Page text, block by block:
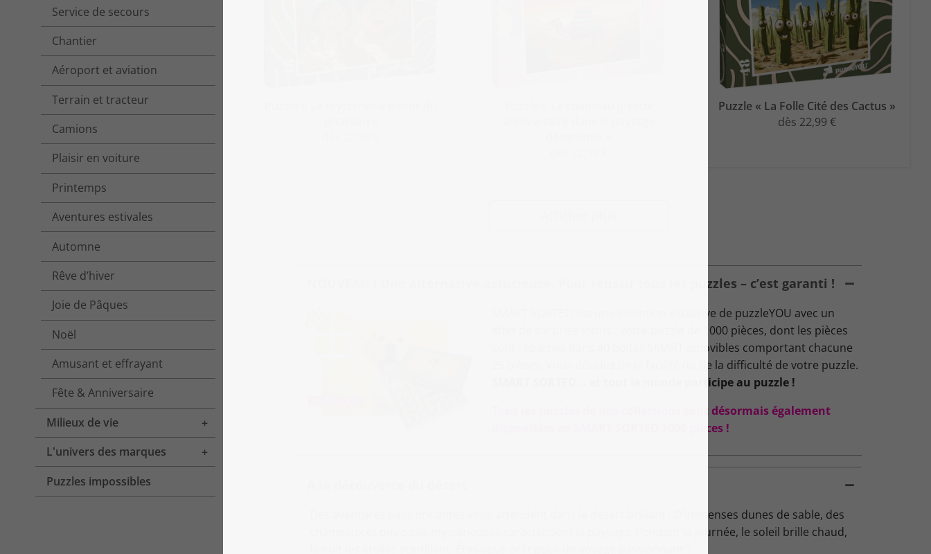
Service de secours
Chantier
Aéroport et aviation
Terrain et tracteur
Camions
Plaisir en voiture
Printemps
Aventures estivales
Automne
Rêve d’hiver
Joie de Pâques
Noël
Amusant et effrayant
Fête & Anniversaire
Milieux de vie
Toggle menu
L'univers des marques
Toggle menu
Puzzles impossibles
Puzzle « La Folle Cité des Cactus »
dès 22,99 €
NOUVEAU ! Une alternative astucieuse. Pour réussir tous les puzzles – c’est garanti !
SMART SORTED est une invention exclusive de puzzleYOU avec un
effet de surprise inclus : votre puzzle de 1000 pièces, dont les pièces
sont réparties dans 40 boîtes SMART amovibles comportant chacune
25 pièces. Vous décidez de la facilité ou de la difficulté de votre puzzle.
SMART SORTED... et tout le monde participe au puzzle !
Tous les puzzles de nos collections sont désormais également
disponibles en SMART SORTED 1000 pièces !
Des aventures passionnantes vous attendent dans le désert brûlant ! D’immenses dunes de sable, des
chameaux et des oasis mystérieuses caractérisent le paysage. Pendant la journée, le soleil brille chaud,